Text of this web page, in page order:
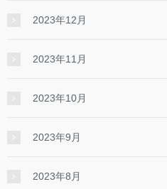
2023年12月
2023年11月
2023年10月
2023年9月
2023年8月